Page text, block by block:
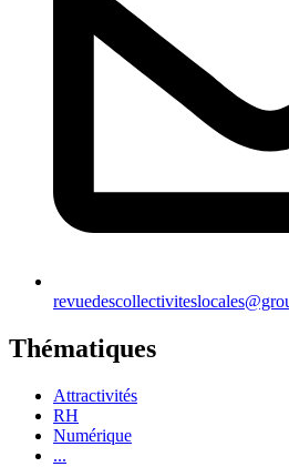
Thématiques
Attractivités
RH
Numérique
...